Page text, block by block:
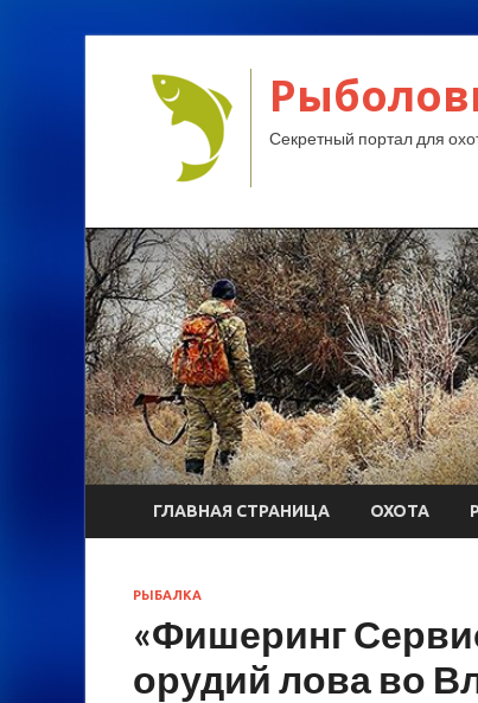
Секретный портал для
ГЛАВНАЯ СТРАНИЦА ОХОТА
РЫБАЛКА
«Фишеринг
орудий лова во